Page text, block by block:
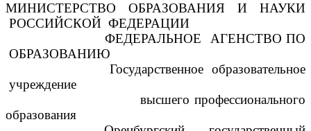
МИНИСТЕРСТВО ОБРАЗОВАНИЯ И НАУКИ
РОССИЙСКОЙ ФЕДЕРАЦИИ
ФЕДЕРАЛЬНОЕ АГЕНСТВО ПО
ОБРАЗОВАНИЮ
Государственное образовательное
учреждение
высшего профессионального
образования